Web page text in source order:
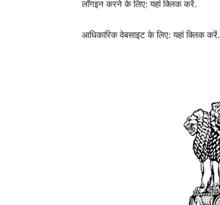
लॉगइन करने के लिए: यहां क्लिक करें.
आधिकारिक वेबसाइट के लिए: यहां क्लिक करें.